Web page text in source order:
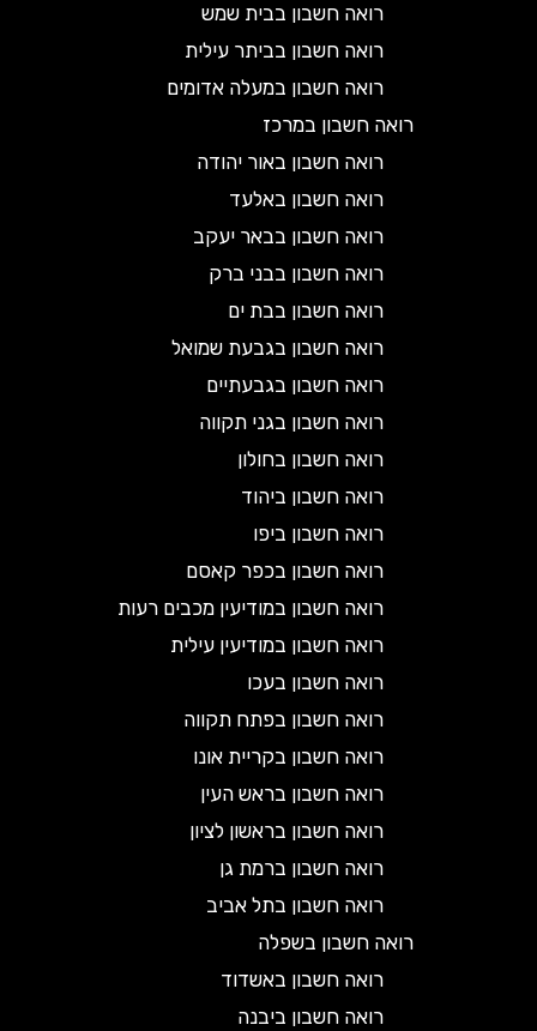
רואה חשבון בבית שמש
רואה חשבון בביתר עילית
רואה חשבון במעלה אדומים
רואה חשבון במרכז
רואה חשבון באור יהודה
רואה חשבון באלעד
רואה חשבון בבאר יעקב
רואה חשבון בבני ברק
רואה חשבון בבת ים
רואה חשבון בגבעת שמואל
רואה חשבון בגבעתיים
רואה חשבון בגני תקווה
רואה חשבון בחולון
רואה חשבון ביהוד
רואה חשבון ביפו
רואה חשבון בכפר קאסם
רואה חשבון במודיעין מכבים רעות
רואה חשבון במודיעין עילית
רואה חשבון בעכו
רואה חשבון בפתח תקווה
רואה חשבון בקריית אונו
רואה חשבון בראש העין
רואה חשבון בראשון לציון
רואה חשבון ברמת גן
רואה חשבון בתל אביב
רואה חשבון בשפלה
רואה חשבון באשדוד
רואה חשבון ביבנה